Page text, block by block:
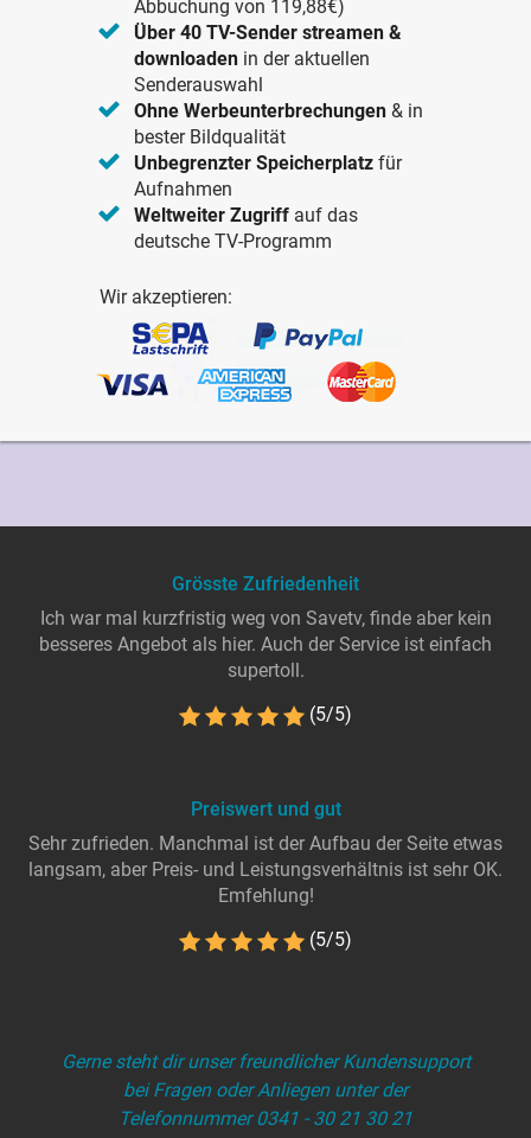
Abbuchung von 119,88€)
Über 40 TV-Sender streamen &
downloaden in der aktuellen
Senderauswahl
Ohne Werbeunterbrechungen & in
bester Bildqualität
Unbegrenzter Speicherplatz für
Aufnahmen
Weltweiter Zugriff auf das
deutsche TV-Programm
Wir akzeptieren:
Grösste Zufriedenheit
Ich war mal kurzfristig weg von Savetv, finde aber kein
besseres Angebot als hier. Auch der Service ist einfach
supertoll.
(5/5)
Preiswert und gut
Sehr zufrieden. Manchmal ist der Aufbau der Seite etwas
langsam, aber Preis- und Leistungsverhältnis ist sehr OK.
Emfehlung!
(5/5)
Gerne steht dir unser freundlicher Kundensupport
bei Fragen oder Anliegen unter der
Telefonnummer 0341 - 30 21 30 21